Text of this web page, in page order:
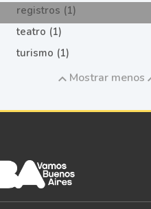
registros (1)
teatro (1)
turismo (1)
Mostrar menos